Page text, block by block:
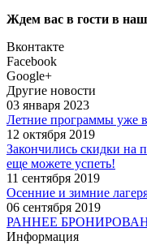
Ждем вас в гости в
Вконтакте
Facebook
Google+
Другие новости
03 января 2023
Летние программы уже
12 октября 2019
Закончились скидки на
еще можете успеть!
11 сентября 2019
Осенние и зимние
06 сентября 2019
РАННЕЕ
Информация